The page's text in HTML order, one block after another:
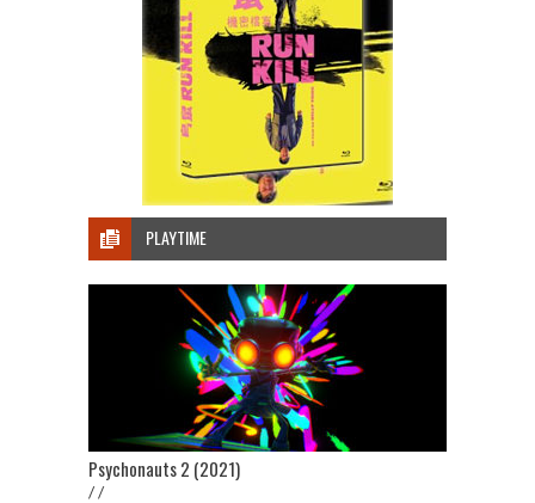
PLAYTIME
Psychonauts 2 (2021)
/ /